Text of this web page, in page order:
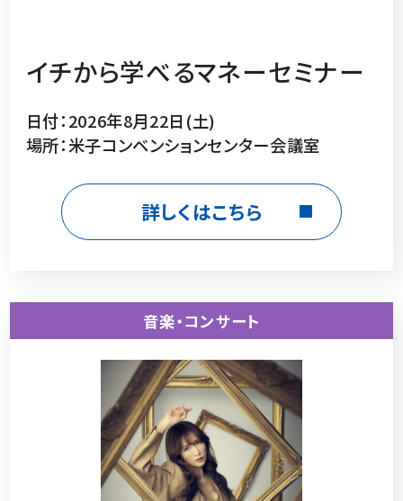
イチから学べるマネーセミナー
日付：2026年8月22日(土)
場所：米子コンベンションセンター会議室
詳しくはこちら
音楽・コンサート